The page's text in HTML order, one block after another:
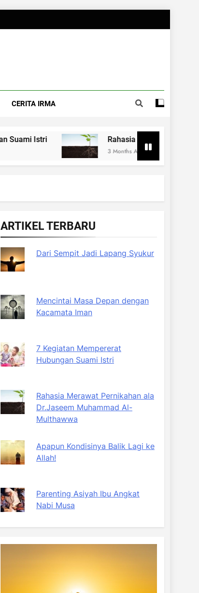
CERITA IRMA
Rahasia Merawat Pernikahan ala
3 Months Ago
ARTIKEL TERBARU
Dari Sempit Jadi Lapang Syukur
Mencintai Masa Depan dengan
Kacamata Iman
7 Kegiatan Mempererat
Hubungan Suami Istri
Rahasia Merawat Pernikahan ala
Dr.Jaseem Muhammad Al-
Multhawwa
Apapun Kondisinya Balik Lagi ke
Allah!
Parenting Asiyah Ibu Angkat
Nabi Musa